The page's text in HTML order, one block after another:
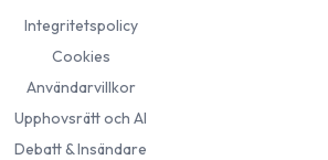
Integritetspolicy
Cookies
Användarvillkor
Upphovsrätt och AI
Debatt & Insändare